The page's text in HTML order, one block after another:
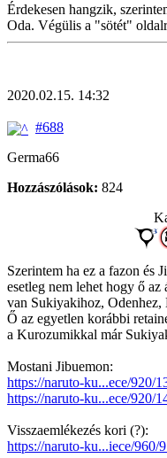
Érdekesen hangzik,
Oda. Végülis a "sötét"
2020.02.15. 14:32
#688
Germa66
Hozzászólások: 824
Szerintem ha ez a fazon és
esetleg nem lehet hogy ő
van Sukiyakihoz, Odenhez,
Ő az egyetlen korábbi
a Kurozumikkal már
Mostani Jibuemon:
https://naruto-ku...ece/920/
https://naruto-ku...ece/920/
Visszaemlékezés kori (?):
https://naruto-ku...iece/960/9